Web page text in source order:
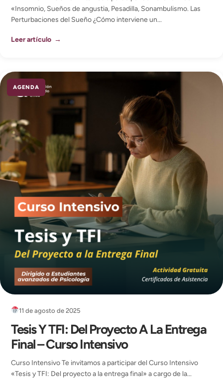
«Insomnio, Sueños de angustia, Pesadilla, Sonambulismo. Las
Perturbaciones del Sueño ¿Cómo interviene un...
Leer artículo →
AGENDA
11 de agosto de 2025
Tesis Y TFI: Del Proyecto A La Entrega
Final – Curso Intensivo
Curso Intensivo Te invitamos a participar del Curso Intensivo
«Tesis y TFI: Del proyecto a la entrega final» a cargo de la...